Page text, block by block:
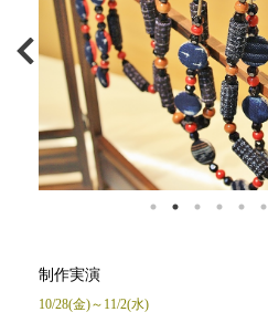
制作実演
10/28(金)～11/2(水)